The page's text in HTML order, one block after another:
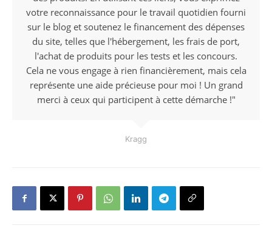
votre reconnaissance pour le travail quotidien fourni
sur le blog et soutenez le financement des dépenses
du site, telles que l'hébergement, les frais de port,
l'achat de produits pour les tests et les concours.
Cela ne vous engage à rien financièrement, mais cela
représente une aide précieuse pour moi ! Un grand
merci à ceux qui participent à cette démarche !"
Kragg